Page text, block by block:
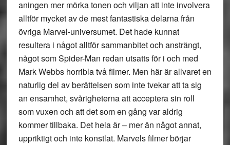
aningen mer mörka tonen och viljan att inte involvera
alltför mycket av de mest fantastiska delarna från
övriga Marvel-universumet. Det hade kunnat
resultera i något alltför sammanbitet och ansträngt,
något som Spider-Man redan utsatts för i och med
Mark Webbs horribla två filmer. Men här är allvaret en
naturlig del av berättelsen som inte tvekar att ta sig
an ensamhet, svårigheterna att acceptera sin roll
som vuxen och att det som en gång var aldrig
kommer tillbaka. Det hela är – mer än något annat,
uppriktigt och inte konstlat. Marvels filmer börjar